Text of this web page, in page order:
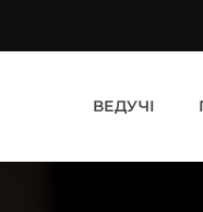
ВЕДУЧІ